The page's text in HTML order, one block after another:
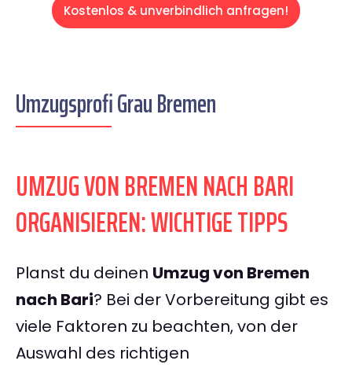
Kostenlos & unverbindlich anfragen!
Umzugsprofi Grau Bremen
UMZUG VON BREMEN NACH BARI
ORGANISIEREN: WICHTIGE TIPPS
Planst du deinen Umzug von Bremen
nach Bari? Bei der Vorbereitung gibt es
viele Faktoren zu beachten, von der
Auswahl des richtigen